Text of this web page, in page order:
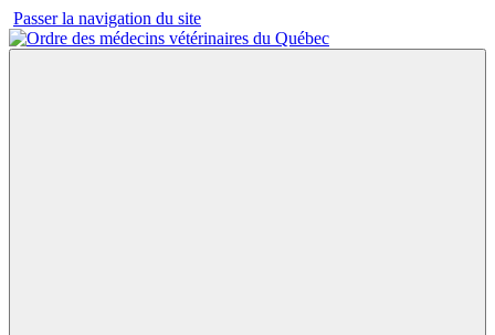
Passer la navigation du site